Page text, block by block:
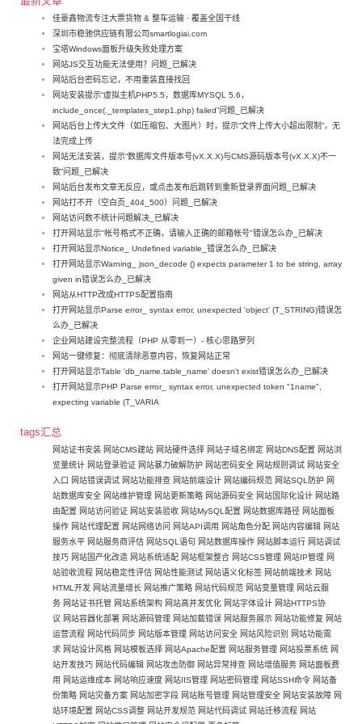
佳豪鑫物流专注大票货物 & 整车运输 · 覆盖全国干线
深圳市稳驰供应链有限公司smartlogiai.com
宝塔Windows面板升级失败处理方案
网站JS交互功能无法使用？问题_已解决
网站后台密码忘记，不用重装直接找回
网站安装提示“虚拟主机PHP5.5，数据库MYSQL 5.6，
include_once(._templates_step1.php) failed”问题_已解决
网站后台上传大文件（如压缩包、大图片）时，提示“文件上传大小超出限制”，无
法完成上传
网站无法安装，提示“数据库文件版本号(vX.X.X)与CMS源码版本号(vX.X.X)不一
致”问题_已解决
网站后台发布文章无反应，或点击发布后跳转到重新登录界面问题_已解决
网站打不开（空白页_404_500）问题_已解决
网站访问数不统计问题解决_已解决
打开网站显示"帐号格式不正确，请输入正确的邮箱帐号"错误怎么办_已解决
打开网站显示Notice_ Undefined variable_错误怎么办_已解决
打开网站显示Warning_ json_decode () expects parameter 1 to be string, array
given in错误怎么办_已解决
网站从HTTP改成HTTPS配置指南
打开网站显示Parse error_ syntax error, unexpected 'object' (T_STRING)错误怎
么办_已解决
企业网站建设完整流程（PHP 从零到一）- 核心思路罗列
网站一键修复：彻底清除恶意内容，恢复网站正常
打开网站显示Table 'db_name.table_name' doesn't exist错误怎么办_已解决
打开网站显示PHP Parse error_ syntax error, unexpected token "1name",
expecting variable (T_VARIA
tags汇总
网站证书安装 网站CMS建站 网站硬件选择 网站子域名绑定 网站DNS配置 网站浏
览量统计 网站登录验证 网站暴力破解防护 网站密码安全 网站规则调试 网站安全
入口 网站错误调试 网站功能排查 网站前端设计 网站编码规范 网站SQL防护 网
站数据库安全 网站维护管理 网站更新策略 网站源码安全 网站国际化设计 网站路
由配置 网站访问验证 网站安装验收 网站MySQL配置 网站数据库路径 网站面板
操作 网站代理配置 网站网络访问 网站API调用 网站角色分配 网站内容编辑 网站
服务水平 网站服务商评估 网站SQL语句 网站数据库操作 网站脚本运行 网站调试
技巧 网站国产化改造 网站系统适配 网站框架整合 网站CSS管理 网站IP管理 网
站验收流程 网站稳定性评估 网站性能测试 网站语义化标签 网站前端技术 网站
HTML开发 网站流量增长 网站推广策略 网站代码规范 网站变量管理 网站云服
务 网站证书托管 网站系统架构 网站高并发优化 网站字体设计 网站HTTPS协
议 网站容器化部署 网站源码管理 网站加载错误 网站服务展示 网站功能修复 网站
运营流程 网站代码同步 网站版本管理 网站访问安全 网站风险识别
网站功能需
求 网站设计风格 网站模板选择 网站Apache配置 网站服务管理 网站投票系统 网
站开发技巧 网站代码编辑 网站攻击防御 网站异常排查 网站增值服务 网站面板费
用
网站运维成本 网站响应速度 网站IIS管理 网站密码管理 网站SSH命令 网站备
份策略 网站灾备方案 网站加密字段 网站账号管理 网站管理安全 网站安装故障 网
站环境配置 网站CSS调整 网站开发规范 网站代码调试 网站迁移流程 网站